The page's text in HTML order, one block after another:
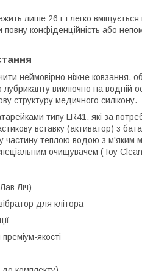
лише 26 г і легко вміщується
конфіденційність або
неймовірно ніжне ковзання,
лубриканту виключно на водній
структуру медичного силікону.
типу LR41, які за
вставку (активатор) з
частину теплою водою з м'яким
очищувачем (Toy
Ліч)
для клітора
якості